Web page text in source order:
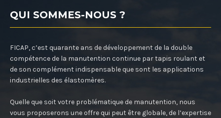
QUI SOMMES-NOUS ?
FICAP, c’est quarante ans de développement de la double
compétence de la manutention continue par tapis roulant et
de son complément indispensable que sont les applications
industrielles des élastomères.
Quelle que soit votre problématique de manutention, nous
vous proposerons une offre qui peut être globale, de l’expertise